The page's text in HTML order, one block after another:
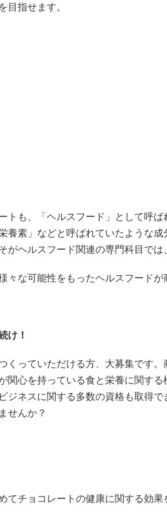
目指せます。
も、「ヘルスフード」として呼
素」などと呼ばれていたような
ヘルスフード関連の専門科目では
な可能性をもったヘルスフードが
け！
っていただける方、大募集です
心を持っている食と栄養に関す
ジネスに関する多数の資格も取得
せんか？
チョコレートの健康に関する効